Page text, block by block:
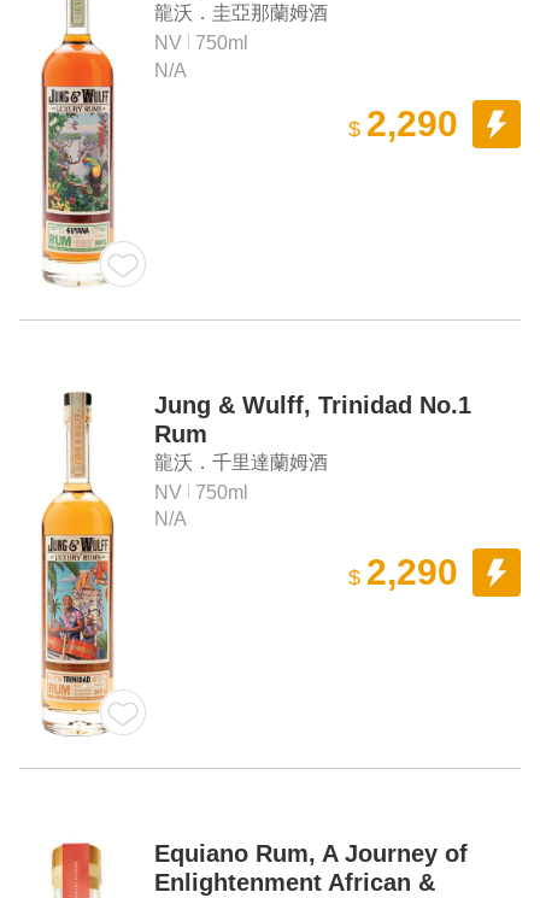
龍沃．圭亞那蘭姆酒
NV
750ml
N/A
$ 2,290
Jung & Wulff, Trinidad No.1
Rum
龍沃．千里達蘭姆酒
NV
750ml
N/A
$ 2,290
Equiano Rum, A Journey of
Enlightenment African &